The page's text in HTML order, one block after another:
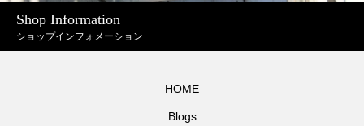
Shop Information
ショップインフォメーション
HOME
Blogs